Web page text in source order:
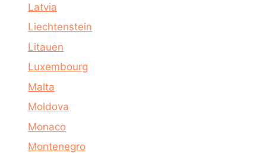
Latvia
Liechtenstein
Litauen
Luxembourg
Malta
Moldova
Monaco
Montenegro